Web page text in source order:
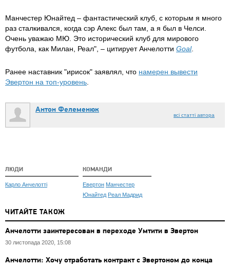
Манчестер Юнайтед – фантастический клуб, с которым я много
раз сталкивался, когда сэр Алекс был там, а я был в Челси.
Очень уважаю МЮ. Это исторический клуб для мирового
футбола, как Милан, Реал", – цитирует Анчелотти Goal.
Ранее наставник "ирисок" заявлял, что намерен вывести
Эвертон на топ-уровень.
Антон Фелеменюк
всі статті автора
ЛЮДИ
Карло Анчелотті
КОМАНДИ
Евертон Манчестер
Юнайтед Реал Мадрид
ЧИТАЙТЕ ТАКОЖ
Анчелотти заинтересован в переходе Умтити в Эвертон
30 листопада 2020, 15:08
Анчелотти: Хочу отработать контракт с Эвертоном до конца